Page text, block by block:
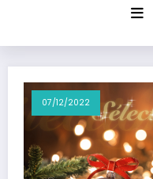
07/12/2022